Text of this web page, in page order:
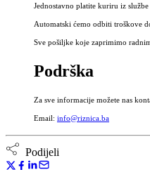
alkohola
količina
Jednostavno platite kuriru iz
Automatski ćemo odbiti troškove
Sve pošiljke koje zaprimimo
Podrška
Za sve informacije možete nas
Email: info@riznica.ba
Podijeli